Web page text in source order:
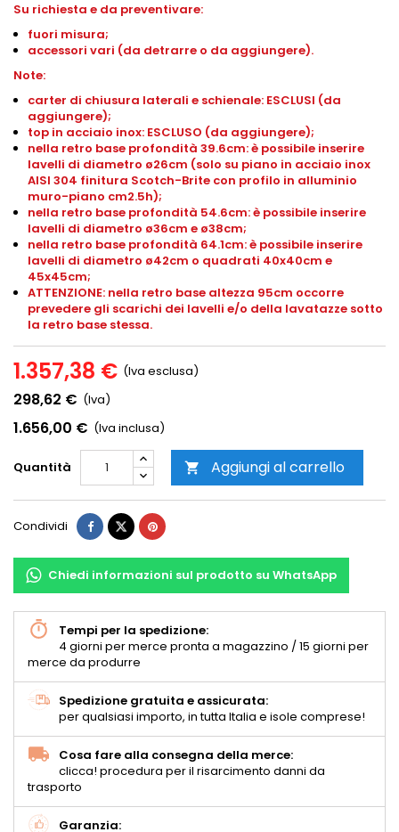
Su richiesta e da preventivare:
fuori misura;
accessori vari (da detrarre o da aggiungere).
Note:
carter di chiusura laterali e schienale: ESCLUSI (da
aggiungere);
top in acciaio inox: ESCLUSO (da aggiungere);
nella retro base profondità 39.6cm: è possibile inserire
lavelli di diametro ø26cm (solo su piano in acciaio inox
AISI 304 finitura Scotch-Brite con profilo in alluminio
muro-piano cm2.5h);
nella retro base profondità 54.6cm: è possibile inserire
lavelli di diametro ø36cm e ø38cm;
nella retro base profondità 64.1cm: è possibile inserire
lavelli di diametro ø42cm o quadrati 40x40cm e
45x45cm;
ATTENZIONE: nella retro base altezza 95cm occorre
prevedere gli scarichi dei lavelli e/o della lavatazze sotto
la retro base stessa.
1.357,38 € (Iva esclusa)
298,62 € (Iva)
1.656,00 € (Iva inclusa)
Quantità  Aggiungi al carrello
Condividi
Chiedi informazioni sul prodotto su WhatsApp
Tempi per la spedizione:
4 giorni per merce pronta a magazzino / 15 giorni per
merce da produrre
Spedizione gratuita e assicurata:
per qualsiasi importo, in tutta Italia e isole comprese!
Cosa fare alla consegna della merce:
clicca! procedura per il risarcimento danni da
trasporto
Garanzia: